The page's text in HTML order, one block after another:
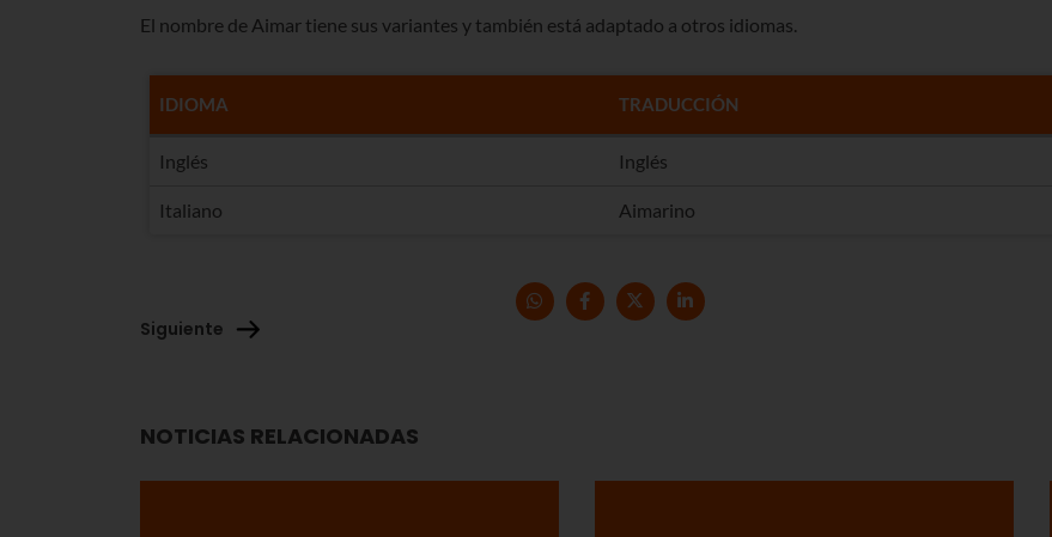
El nombre de Aimar tiene sus variantes y también está adaptado a otros idiomas.
IDIOMA TRADUCCIÓN
Inglés Inglés
Italiano Aimarino
Siguiente
NOTICIAS RELACIONADAS